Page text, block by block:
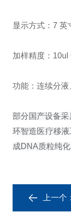
显示方式： 7 英
加样精度： 10ul
功能：连续分液
部分国产设备
环智造医疗移
成DNA质粒纯
上一个：